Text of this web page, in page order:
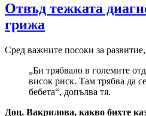
Отвъд тежката
грижа
Сред важните посоки за
„Би трябвало в големите
висок риск. Там трябва да
бебета“, допълва тя.
Доц. Вакрилова, какво бихте